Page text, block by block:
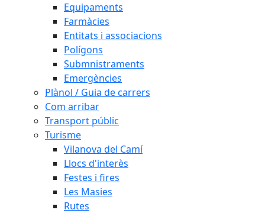
Equipaments
Farmàcies
Entitats i associacions
Polígons
Submnistraments
Emergències
Plànol / Guia de carrers
Com arribar
Transport públic
Turisme
Vilanova del Camí
Llocs d'interès
Festes i fires
Les Masies
Rutes